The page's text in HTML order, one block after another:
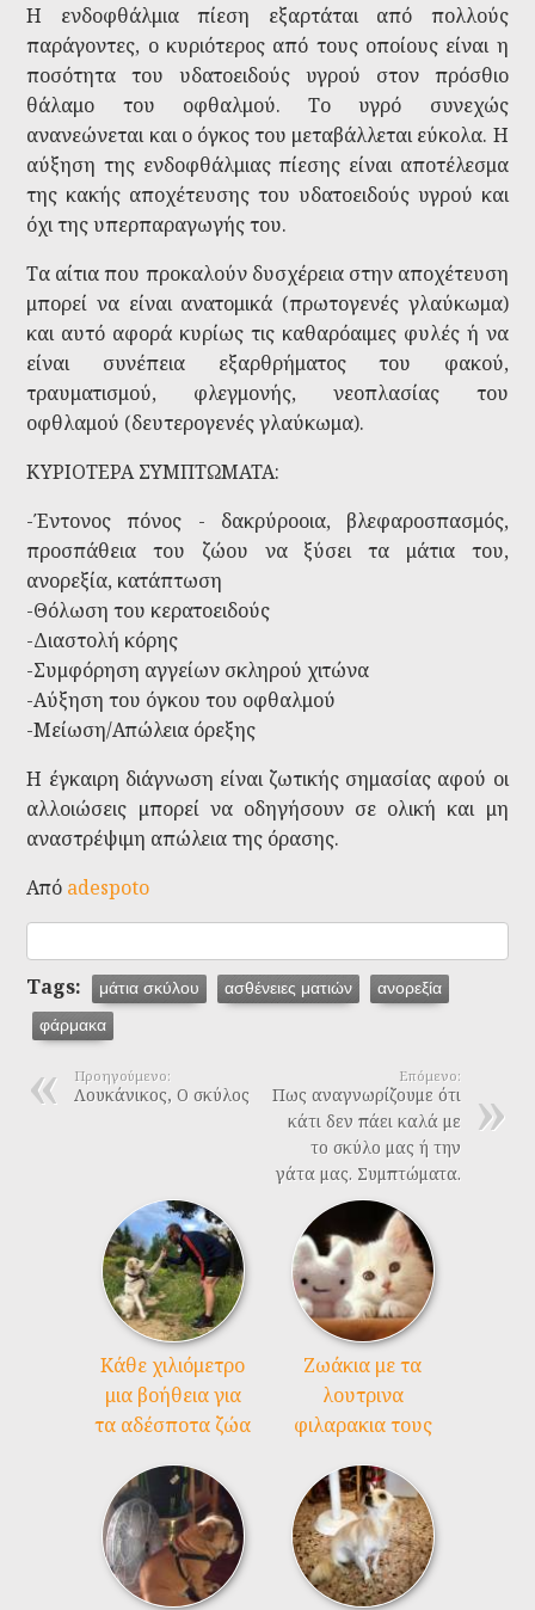
Η ενδοφθάλμια πίεση εξαρτάται από πολλούς
παράγοντες, ο κυριότερος από τους οποίους είναι η
ποσότητα του υδατοειδούς υγρού στον πρόσθιο
θάλαμο του οφθαλμού. Το υγρό συνεχώς
ανανεώνεται και ο όγκος του μεταβάλλεται εύκολα. Η
αύξηση της ενδοφθάλμιας πίεσης είναι αποτέλεσμα
της κακής αποχέτευσης του υδατοειδούς υγρού και
όχι της υπερπαραγωγής του.
Τα αίτια που προκαλούν δυσχέρεια στην αποχέτευση
μπορεί να είναι ανατομικά (πρωτογενές γλαύκωμα)
και αυτό αφορά κυρίως τις καθαρόαιμες φυλές ή να
είναι συνέπεια εξαρθρήματος του φακού,
τραυματισμού, φλεγμονής, νεοπλασίας του
οφθλαμού (δευτερογενές γλαύκωμα).
ΚΥΡΙΟΤΕΡΑ ΣΥΜΠΤΩΜΑΤΑ:
-Έντονος πόνος - δακρύροοια, βλεφαροσπασμός,
προσπάθεια του ζώου να ξύσει τα μάτια του,
ανορεξία, κατάπτωση
-Θόλωση του κερατοειδούς
-Διαστολή κόρης
-Συμφόρηση αγγείων σκληρού χιτώνα
-Αύξηση του όγκου του οφθαλμού
-Μείωση/Απώλεια όρεξης
Η έγκαιρη διάγνωση είναι ζωτικής σημασίας αφού οι
αλλοιώσεις μπορεί να οδηγήσουν σε ολική και μη
αναστρέψιμη απώλεια της όρασης.
Από adespoto
Tags: μάτια σκύλου ασθένειες ματιών ανορεξία
φάρμακα
Επόμενο:
Πως αναγνωρίζουμε ότι
κάτι δεν πάει καλά με
το σκύλο μας ή την
γάτα μας. Συμπτώματα.
Προηγούμενο:
Λουκάνικος, Ο σκύλος
Kάθε χιλιόμετρο
μια βοήθεια για
τα αδέσποτα ζώα
Ζωάκια με τα
λουτρινα
φιλαρακια τους